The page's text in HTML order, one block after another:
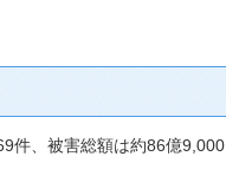
件、被害総額は約86億9,000